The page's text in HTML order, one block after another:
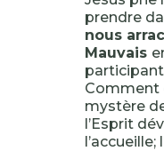
prendre
nous
Mauvais
Comment
mystère
l’Esprit
l’accueille;